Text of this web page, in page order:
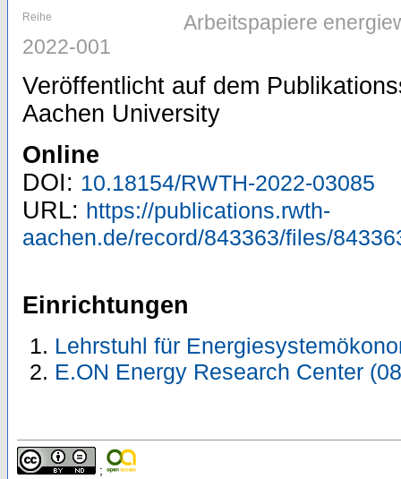
Reihe
Arbeitspapiere
2022-001
Veröffentlicht auf dem
Aachen University
Online
DOI: 10.18154/RWTH-2022-03085
URL: https://publications.rwth-
aachen.de/record/843363/files/
Einrichtungen
Lehrstuhl für
E.ON Energy Research Center
;